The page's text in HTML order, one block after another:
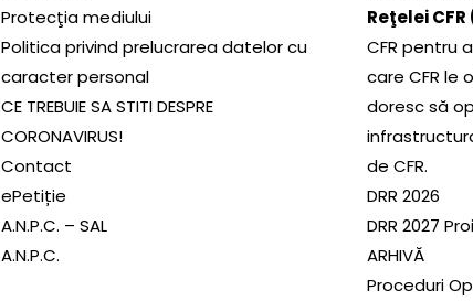
Protecţia mediului
Politica privind prelucrarea datelor cu
caracter personal
CE TREBUIE SA STITI DESPRE
CORONAVIRUS!
Contact
ePetiție
A.N.P.C. – SAL
A.N.P.C.
Reţelei CFR
CFR pentru
care CFR le
doresc să
de CFR.
DRR 2026
DRR 2027
ARHIVĂ
Proceduri